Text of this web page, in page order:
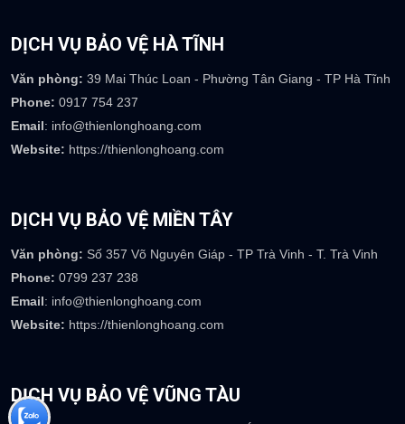
Tân Đông Hiệp-TP Dĩ An-Bình Dương
Phone:
0917 073 237
Email: info@thienlonghoang.com
Website:https://thienlonghoang.com
Văn phòng: 39 Mai Thúc Loan - Phường Tân Giang - TP Hà Tĩnh
Phone:
0917 754 237
Email: info@thienlonghoang.com
Website:https://thienlonghoang.com
Văn phòng: Số 357 Võ Nguyên Giáp - TP Trà Vinh - T. Trà Vinh
Phone:
0799 237 238